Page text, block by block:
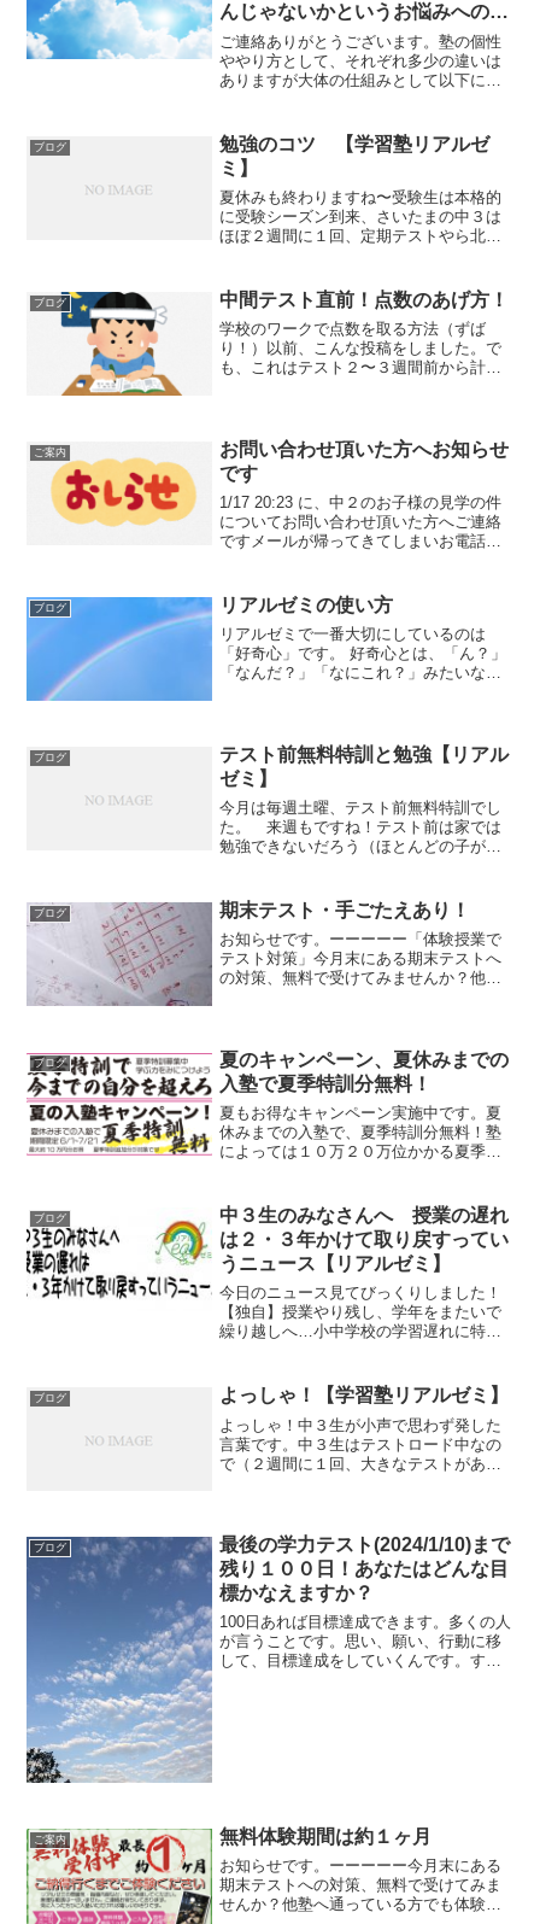
んじゃないかというお悩みへの返
信
ご連絡ありがとうございます。塾の個性
ややり方として、それぞれ多少の違いは
ありますが大体の仕組みとして以下にな
習→テスト・個別個別で教える（授業）
→宿題・家庭・自習室などで...
ブログ
勉強のコツ 【学習塾リアルゼ
ミ】
夏休みも終わりますね〜受験生は本格的
に受験シーズン到来、さいたまの中３は
ほぼ２週間に１回、定期テストやら北辰
対して対策はなかなかできないのでじぶ
んの苦手を潰していくこと...
ブログ 中間テスト直前！点数のあげ方！
学校のワークで点数を取る方法（ずば
り！）以前、こんな投稿をしました。で
も、これはテスト２〜３週間前から計画
で計算しない、これを徹底し...
ご案内
お問い合わせ頂いた方へお知らせ
です
1/17 20:23 に、中２のお子様の見学の件
についてお問い合わせ頂いた方へご連絡
ですメールが帰ってきてしまいお電話も
した内容ですどうぞよろしくおねがいし
ますお問い合...
ブログ リアルゼミの使い方
リアルゼミで一番大切にしているのは
「好奇心」です。 好奇心とは、「ん？」
「なんだ？」「なにこれ？」みたいな知
好奇心があれば、どんど...
ブログ
テスト前無料特訓と勉強【リアル
ゼミ】
今月は毎週土曜、テスト前無料特訓でし
た。 来週もですね！テスト前は家では
勉強できないだろう（ほとんどの子がそ
の特訓です。ひとりひとり、どんどん問
題とかせ、まちがえたとこ...
ブログ 期末テスト・手ごたえあり！
お知らせです。ーーーーー「体験授業で
テスト対策」今月末にある期末テストへ
の対策、無料で受けてみませんか？他塾
塾をやっています。お待ち...
ブログ
夏のキャンペーン、夏休みまでの
入塾で夏季特訓分無料！
夏もお得なキャンペーン実施中です。夏
休みまでの入塾で、夏季特訓分無料！塾
によっては１０万２０万位かかる夏季特
ます。成績が上がらずにお悩み方、夏か
ら気合いれて取り組みたい...
ブログ
中３生のみなさんへ 授業の遅れ
は２・３年かけて取り戻すってい
うニュース【リアルゼミ】
今日のニュース見てびっくりしました！
【独自】授業やり残し、学年をまたいで
繰り越しへ…小中学校の学習遅れに特例
３年かけて遅れを取り戻すって。。。ち
ゃんと授業できないって認め...
ブログ よっしゃ！【学習塾リアルゼミ】
よっしゃ！中３生が小声で思わず発した
言葉です。中３生はテストロード中なの
で（２週間に１回、大きなテストがあ
ブログ
最後の学力テスト(2024/1/10)まで
残り１００日！あなたはどんな目
標かなえますか？
100日あれば目標達成できます。多くの人
が言うことです。思い、願い、行動に移
して、目標達成をしていくんです。すべ
ご案内 無料体験期間は約１ヶ月
お知らせです。ーーーーー今月末にある
期末テストへの対策、無料で受けてみま
せんか？他塾へ通っている方でも体験可